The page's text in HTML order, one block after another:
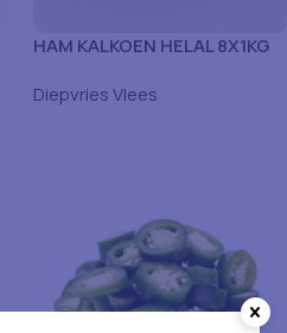
HAM KALKOEN HELAL 8X1KG
Diepvries Vlees